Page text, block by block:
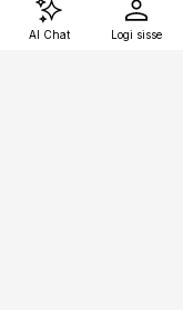
AI Chat Logi sisse